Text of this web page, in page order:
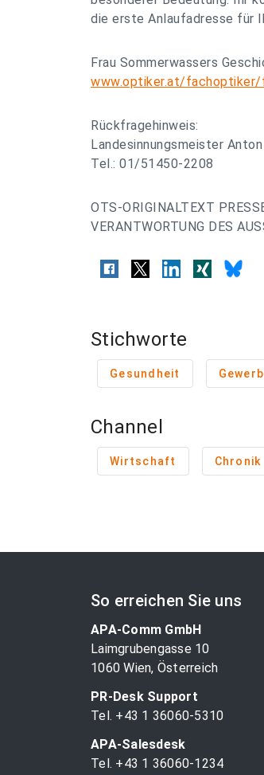
die erste Anlaufadresse für
Frau Sommerwassers
www.optiker.at/
Rückfragehinweis:
Landesinnungsmeister
Tel.: 01/51450-2208
OTS-ORIGINALTEXT
VERANTWORTUNG DES
Stichworte
Gesundheit
Channel
Wirtschaft Chronik
So erreichen Sie uns
APA-Comm GmbH
Laimgrubengasse 10
1060 Wien, Österreich
PR-Desk Support
Tel. +43 1 36060-5310
APA-Salesdesk
Tel. +43 1 36060-1234